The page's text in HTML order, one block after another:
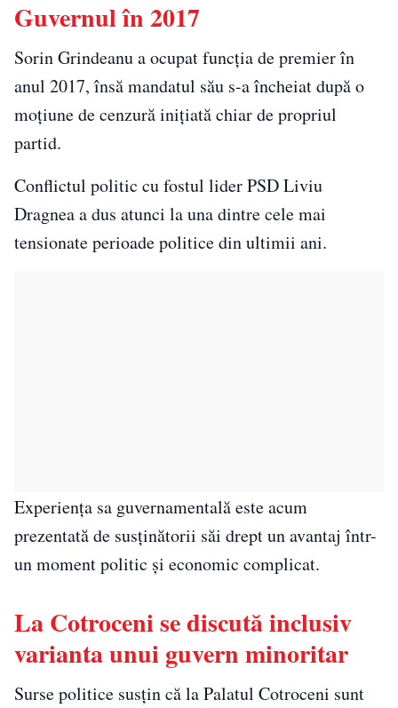
Guvernul în 2017
Sorin Grindeanu a ocupat funcția de premier în
anul 2017, însă mandatul său s-a încheiat după o
moțiune de cenzură inițiată chiar de propriul
partid.
Conflictul politic cu fostul lider PSD Liviu
Dragnea a dus atunci la una dintre cele mai
tensionate perioade politice din ultimii ani.
Experiența sa guvernamentală este acum
prezentată de susținătorii săi drept un avantaj într-
un moment politic și economic complicat.
La Cotroceni se discută inclusiv
varianta unui guvern minoritar
Surse politice susțin că la Palatul Cotroceni sunt